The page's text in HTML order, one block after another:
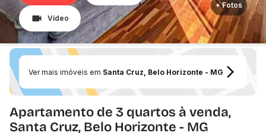
Vídeo
+ Fotos
Ver mais imóveis em Santa Cruz, Belo Horizonte - MG
Apartamento de 3 quartos à venda,
Santa Cruz, Belo Horizonte - MG